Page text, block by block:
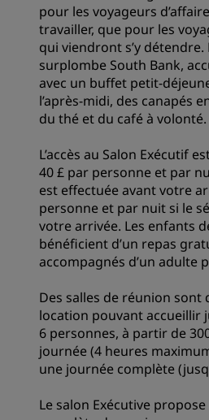
pour les voyageurs
travailler, que pour les
qui viendront s’y détendre.
surplombe South Bank,
avec un buffet petit-
l’après-midi, des canapés
du thé et du café à volonté.
L’accès au Salon Exécutif
40 £ par personne et par
est effectuée avant votre
personne et par nuit si le
votre arrivée. Les enfants
bénéficient d’un repas
accompagnés d’un adulte
Des salles de réunion sont
location pouvant accueillir
6 personnes, à partir de
journée (4 heures
une journée complète
Le salon Exécutive